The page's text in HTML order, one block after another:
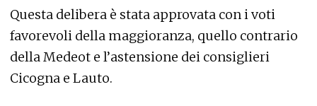
Questa delibera è stata approvata con i voti
favorevoli della maggioranza, quello contrario
della Medeot e l’astensione dei consiglieri
Cicogna e Lauto.